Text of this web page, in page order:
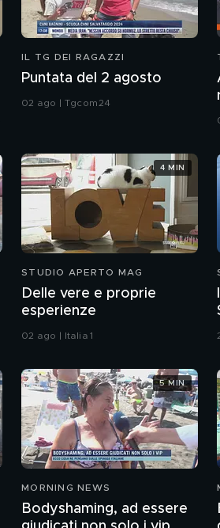
IL TG DEI RAGAZZI
Puntata del 2 agosto
02 ago | Tgcom24
STUDIO APERTO MAG
Delle vere e proprie
esperienze
02 ago | Italia 1
4 MIN
MORNING NEWS
Bodyshaming, ad essere
5 MIN